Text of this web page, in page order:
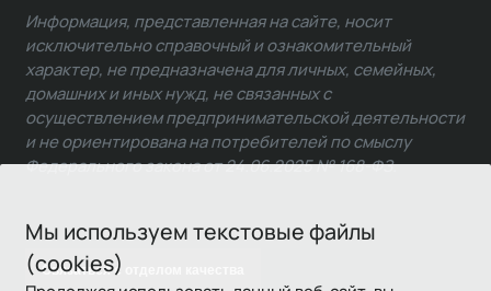
Мы используем текстовые файлы
(cookies)
Связаться с отделом качества
Информация, представленная на сайте, носит
исключительно справочный и ознакомительный
характер, не предназначена для личных, семейных,
домашних и иных нужд, не связанных с
осуществлением предпринимательской деятельности
и не ориентирована на потребителей по смыслу
Федерального закона от 24.06.2025 № 168-ФЗ.